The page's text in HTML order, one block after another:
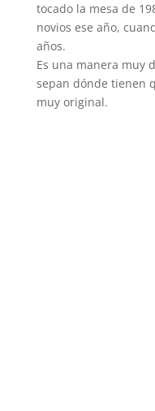
tocado la mesa de
novios ese año,
años.
Es una manera muy
sepan dónde tienen
muy original.